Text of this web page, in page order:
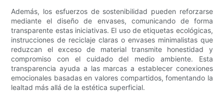
Además, los esfuerzos de sostenibilidad pueden reforzarse
mediante el diseño de envases, comunicando de forma
transparente estas iniciativas. El uso de etiquetas ecológicas,
instrucciones de reciclaje claras o envases minimalistas que
reduzcan el exceso de material transmite honestidad y
compromiso con el cuidado del medio ambiente. Esta
transparencia ayuda a las marcas a establecer conexiones
emocionales basadas en valores compartidos, fomentando la
lealtad más allá de la estética superficial.